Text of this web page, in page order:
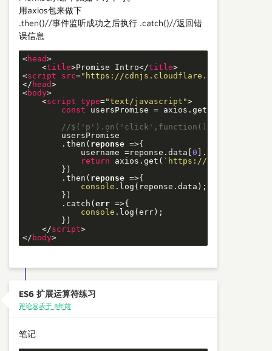
用axios包来做下
.then()//事件监听成功之后执行 .catch()//返回错
误信息
<head>
<title>Promise Intro</title>
<script src="https://cdnjs.cloudflare.com/ajax/
</ head>
<body>
<script type="text/javascript">
const usersPromise = axios.get(
//$('p').on('click',function(){})  用.then()
        usersPromise
        .then(
reponse =>{
            username =reponse.data[
0 ].login;
return axios.get( `https://
        })
        .then(
reponse =>{
console .log(reponse.data);
        })
        .catch(
err =>{
console .log(err);
        })
</script>
</ body>
ES6 扩展运算符练习
评论发表于 8年前
笔记